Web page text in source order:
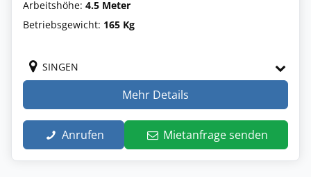
Arbeitshöhe: 4.5 Meter
Betriebsgewicht: 165 Kg
SINGEN
Mehr Details
Anrufen Mietanfrage senden